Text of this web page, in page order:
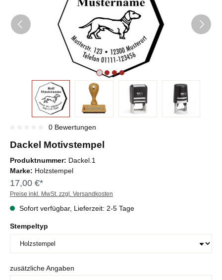
0 Bewertungen
Dackel Motivstempel
Produktnummer: Dackel.1
Marke: Holzstempel
17,00 €*
Preise inkl. MwSt. zzgl. Versandkosten
Sofort verfügbar, Lieferzeit: 2-5 Tage
Stempeltyp
zusätzliche Angaben